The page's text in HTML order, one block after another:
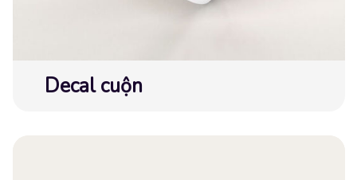
Decal cuộn